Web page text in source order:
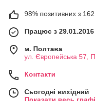
98% позитивних з 162
Працює з 29.01.2016
м. Полтава
ул. Європейська 57,
Контакти
Сьогодні вихідний